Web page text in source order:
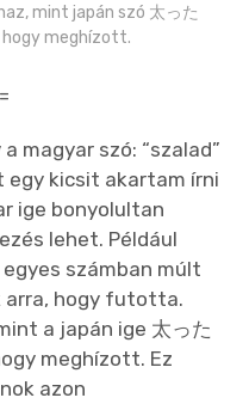
mint japán szó 太った
meghízott.
magyar szó: “szalad”
kicsit akartam írni
ige bonyolultan
lehet. Például
számban múlt
arra, hogy futotta.
a japán ige 太った
meghízott. Ez
azon